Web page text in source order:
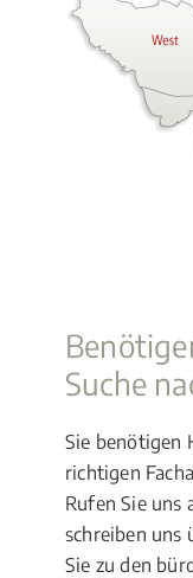
Suche
Sie benötigen
richtigen
Rufen Sie uns
schreiben uns
Sie zu den